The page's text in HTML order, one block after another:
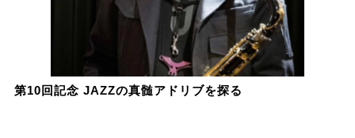
第10回記念 JAZZの真髄アドリブを探る